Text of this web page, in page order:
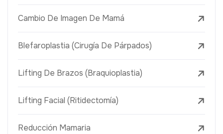
Cambio De Imagen De Mamá
Blefaroplastia (Cirugía De Párpados)
Lifting De Brazos (Braquioplastia)
Lifting Facial (Ritidectomía)
Reducción Mamaria